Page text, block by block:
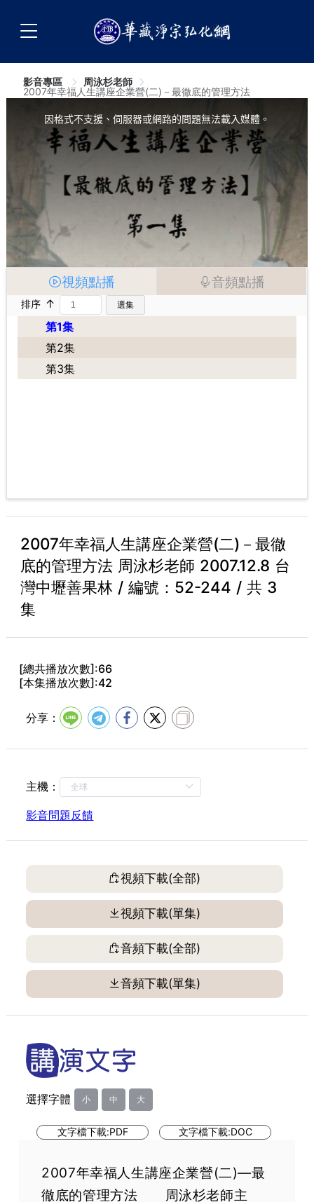
影音專區
周泳杉老師
2007年幸福人生講座企業營(二)－最徹底的管理方法
因格式不支援、伺服器或網路的問題無法載入媒體。
視頻點播 音頻點播
排序 ↑ 選集
第1集
第2集
第3集
2007年幸福人生講座企業營(二)－最徹
底的管理方法 周泳杉老師 2007.12.8 台
灣中壢善果林 / 編號：52-244 / 共 3
集
[總共播放次數]:66
[本集播放次數]:42
分享：
主機：
影音問題反饋
視頻下載(全部)
視頻下載(單集)
音頻下載(全部)
音頻下載(單集)
選擇字體 小 中 大
文字檔下載:PDF 文字檔下載:DOC
2007年幸福人生講座企業營(二)—最
徹底的管理方法 周泳杉老師主